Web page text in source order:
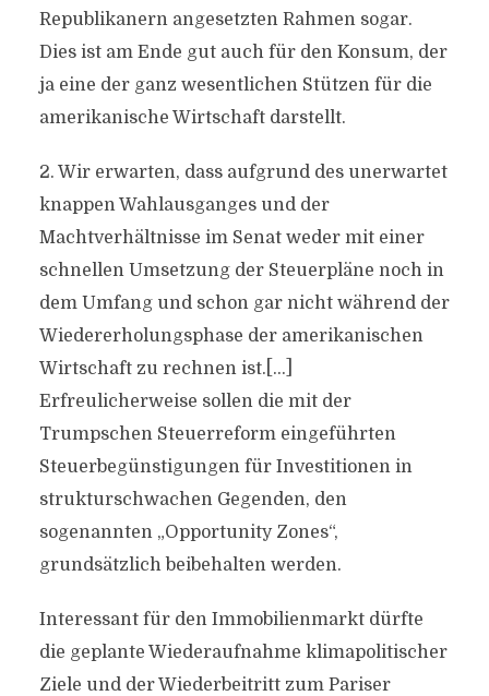
Republikanern angesetzten Rahmen sogar.
Dies ist am Ende gut auch für den Konsum, der
ja eine der ganz wesentlichen Stützen für die
amerikanische Wirtschaft darstellt.
2. Wir erwarten, dass aufgrund des unerwartet
knappen Wahlausganges und der
Machtverhältnisse im Senat weder mit einer
schnellen Umsetzung der Steuerpläne noch in
dem Umfang und schon gar nicht während der
Wiedererholungsphase der amerikanischen
Wirtschaft zu rechnen ist.[…]
Erfreulicherweise sollen die mit der
Trumpschen Steuerreform eingeführten
Steuerbegünstigungen für Investitionen in
strukturschwachen Gegenden, den
sogenannten „Opportunity Zones“,
grundsätzlich beibehalten werden.
Interessant für den Immobilienmarkt dürfte
die geplante Wiederaufnahme klimapolitischer
Ziele und der Wiederbeitritt zum Pariser